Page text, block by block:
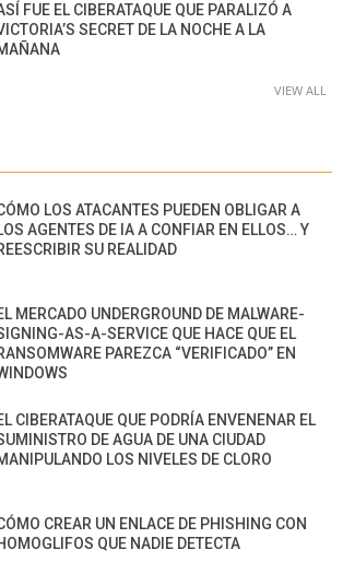
FUE EL CIBERATAQUE QUE PARALIZÓ A
SECRET DE LA NOCHE A LA
VIEW ALL
LOS ATACANTES PUEDEN OBLIGAR A
AGENTES DE IA A CONFIAR EN ELLOS… Y
SU REALIDAD
MERCADO UNDERGROUND DE MALWARE-
AS-A-SERVICE QUE HACE QUE EL
PAREZCA “VERIFICADO” EN
CIBERATAQUE QUE PODRÍA ENVENENAR EL
DE AGUA DE UNA CIUDAD
LOS NIVELES DE CLORO
CREAR UN ENLACE DE PHISHING CON
QUE NADIE DETECTA